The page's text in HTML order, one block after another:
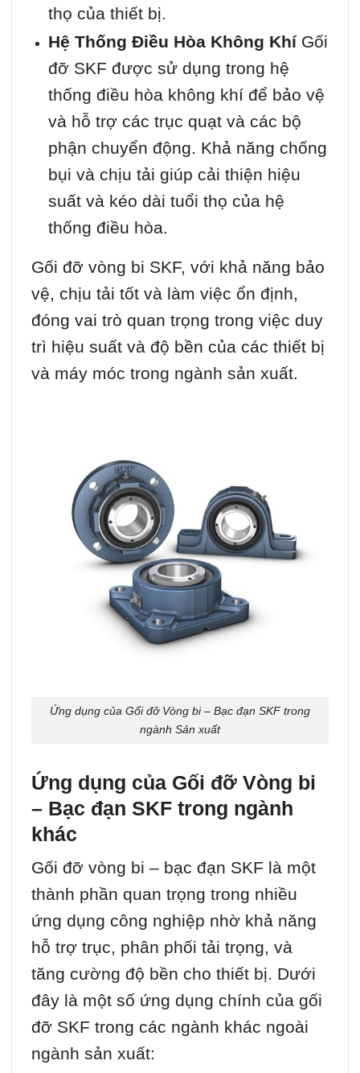
thọ của thiết bị.
Hệ Thống Điều Hòa Không KhíGối
đỡ SKF được sử dụng trong hệ
thống điều hòa không khí để bảo vệ
và hỗ trợ các trục quạt và các bộ
phận chuyển động. Khả năng chống
bụi và chịu tải giúp cải thiện hiệu
suất và kéo dài tuổi thọ của hệ
thống điều hòa.
Gối đỡ vòng bi SKF, với khả năng bảo
vệ, chịu tải tốt và làm việc ổn định,
đóng vai trò quan trọng trong việc duy
trì hiệu suất và độ bền của các thiết bị
và máy móc trong ngành sản xuất.
Ứng dụng của Gối đỡ Vòng bi – Bạc đạn SKF trong
ngành Sản xuất
Ứng dụng của Gối đỡ Vòng bi
– Bạc đạn SKF trong ngành
khác
Gối đỡ vòng bi – bạc đạn SKF là một
thành phần quan trọng trong nhiều
ứng dụng công nghiệp nhờ khả năng
hỗ trợ trục, phân phối tải trọng, và
tăng cường độ bền cho thiết bị. Dưới
đây là một số ứng dụng chính của gối
đỡ SKF trong các ngành khác ngoài
ngành sản xuất: